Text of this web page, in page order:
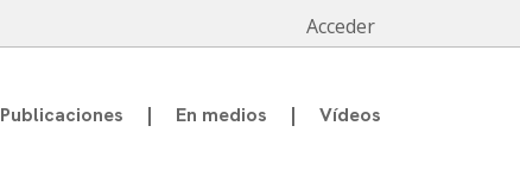
Acceder
Publicaciones En medios Vídeos